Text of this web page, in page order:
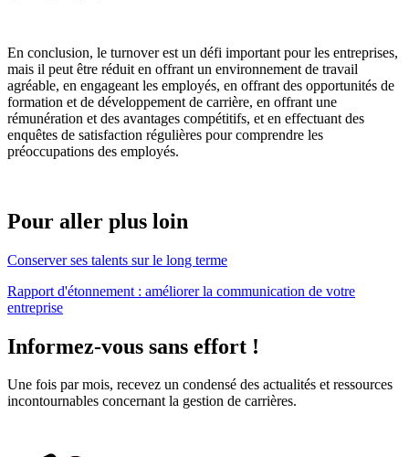
En conclusion, le turnover est un défi important pour les entreprises,
mais il peut être réduit en offrant un environnement de travail
agréable, en engageant les employés, en offrant des opportunités de
formation et de développement de carrière, en offrant une
rémunération et des avantages compétitifs, et en effectuant des
enquêtes de satisfaction régulières pour comprendre les
préoccupations des employés.
Pour aller plus loin
Conserver ses talents sur le long terme
Rapport d'étonnement : améliorer la communication de votre
entreprise
Informez-vous sans effort !
Une fois par mois, recevez un condensé des actualités et ressources
incontournables concernant la gestion de carrières.